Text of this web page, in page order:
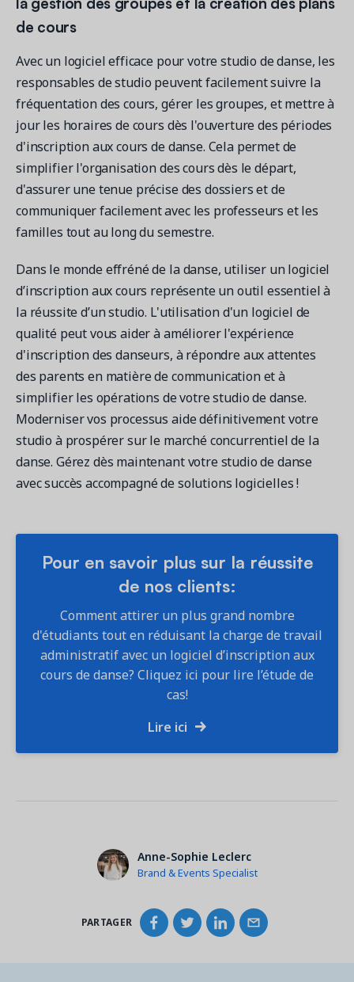
de cours
Avec un logiciel efficace pour votre studio de danse, les
responsables de studio peuvent facilement suivre la
fréquentation des cours, gérer les groupes, et mettre à
jour les horaires de cours dès l'ouverture des périodes
d'inscription aux cours de danse. Cela permet de
simplifier l'organisation des cours dès le départ,
d'assurer une tenue précise des dossiers et de
communiquer facilement avec les professeurs et les
familles tout au long du semestre.
Dans le monde effréné de la danse, utiliser un logiciel
d’inscription aux cours représente un outil essentiel à
la réussite d’un studio. L'utilisation d'un logiciel de
qualité peut vous aider à améliorer l'expérience
d'inscription des danseurs, à répondre aux attentes
des parents en matière de communication et à
simplifier les opérations de votre studio de danse.
Moderniser vos processus aide définitivement votre
studio à prospérer sur le marché concurrentiel de la
danse. Gérez dès maintenant votre studio de danse
avec succès accompagné de solutions logicielles !
Pour en savoir plus sur la réussite
de nos clients:
Comment attirer un plus grand nombre
d'étudiants tout en réduisant la charge de travail
administratif avec un logiciel d’inscription aux
cours de danse? Cliquez ici pour lire l’étude de
cas!
Lire ici
Anne-Sophie Leclerc
Brand & Events Specialist
PARTAGER